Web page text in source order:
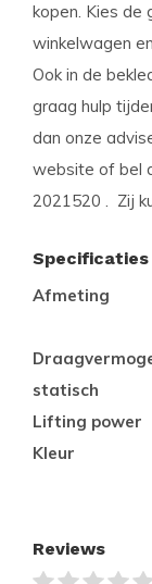
kopen. Kies de
winkelwagen
Ook in de
graag hulp
dan onze
website of bel
2021520 . Zij
Specificaties
Afmeting
statisch
Lifting power
Kleur
Reviews